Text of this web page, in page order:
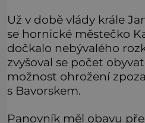
Už v době vlády krále
se hornické městečko
dočkalo nebývalého
zvyšoval se počet
možnost ohrožení
s Bavorskem.
Panovník měl obavu